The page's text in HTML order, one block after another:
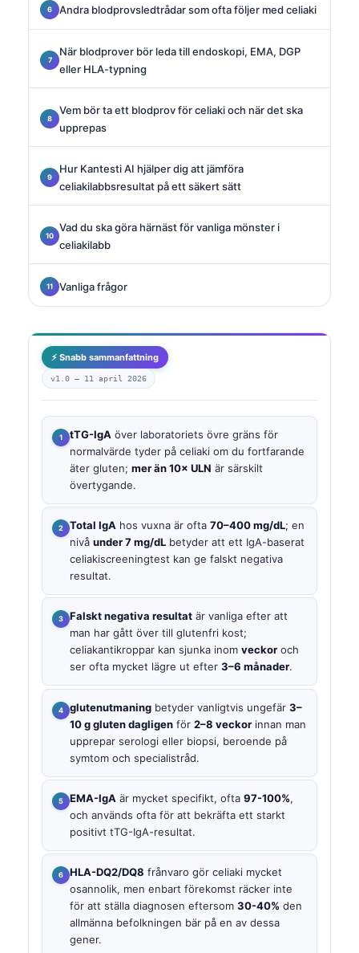
Andra blodprovsledtrådar som ofta följer med celiaki
När blodprover bör leda till endoskopi, EMA, DGP
eller HLA-typning
Vem bör ta ett blodprov för celiaki och när det ska
upprepas
Hur Kantesti AI hjälper dig att jämföra
celiakilabbsresultat på ett säkert sätt
Vad du ska göra härnäst för vanliga mönster i
celiakilabb
Vanliga frågor
⚡ Snabb sammanfattning
v1.0 — 11 april 2026
tTG-IgA över laboratoriets övre gräns för
normalvärde tyder på celiaki om du fortfarande
äter gluten; mer än 10× ULN är särskilt
övertygande.
Total IgA hos vuxna är ofta 70–400 mg/dL; en
nivå under 7 mg/dL betyder att ett IgA-baserat
celiakiscreeningtest kan ge falskt negativa
resultat.
Falskt negativa resultat är vanliga efter att
man har gått över till glutenfri kost;
celiakantikroppar kan sjunka inom veckor och
ser ofta mycket lägre ut efter 3–6 månader.
glutenutmaning betyder vanligtvis ungefär 3–
10 g gluten dagligen för 2–8 veckor innan man
upprepar serologi eller biopsi, beroende på
symtom och specialistråd.
EMA-IgA är mycket specifikt, ofta 97-100%,
och används ofta för att bekräfta ett starkt
positivt tTG-IgA-resultat.
HLA-DQ2/DQ8 frånvaro gör celiaki mycket
osannolik, men enbart förekomst räcker inte
för att ställa diagnosen eftersom 30-40% den
allmänna befolkningen bär på en av dessa
gener.